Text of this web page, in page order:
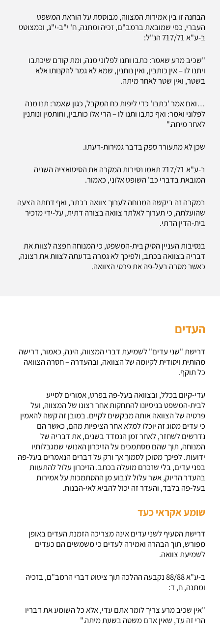
הבחנה זו בין אמירות המצווה, מבוססת על הוראת המשפט
העברי, כפי שמובאת ברמב"ם, זכיה ומתנה, ח' י"ב-י"ג, וכמצוטט
ב-ע"א 717/71 הנ"ל:
"שכיב מרע שאמר: כתבו ותנו לפלוני מנה, ומת קודם שיכתבו
ויתנו לו – אין כותבין, ואין נותנין, שמא לא גמר להקנותו אלא
בשטר, ואין שטר לאחר מיתה.
…ואם אמר 'כתבו' כדי ליפות כח המקבל, כגון שאמר: תנו מנה
לפלוני ואמר: ואף כתבו ותנו לו – הרי אלו כותבין, וחותמין ונותנין
לאחר מיתה."
שכן לא מתעורר ספק בדבר גמירות-דעתו.
ב-ע"א 717/71 תאמו נסיבות המקרה את הסיטואציה השניה
המובאת בדברי כב' השופט אלוני, כאמור.
במקרה זה ביקשה המנוחה לערוך צוואה בכתב, ואף דחתה הצעה
שהועלתה, כי תערוך לאלתר צוואה בצורה דתית, על-ידי מזכיר
בית-הדין הדתי.
בנסיבות העניין הסיק בית-המשפט, כי המנוחה חפצה לצוות את
דבריה בצוואה בכתב, ולפיכך לא גמרה בדעתה לצוות את רצונה,
כאשר מסרה בעל-פה את פרטי הצוואה.
העדים
דרישת "שני עדים" לשמיעת דברי המצווה, הינה, כאמור, דרישה
מהותית ויסודית לקיומה של הצוואה, ובהעדרה – חסרה הצוואה
כל תוקף.
עדי-קיום בכלל, ובצוואה בעל-פה בפרט, אמורים לסייע
לבית-המשפט בניסיונו להתחקות אחר רצונו של המצווה, ועל
פרטיה של הצוואה אותה מבקשים לקיים. במובן זה קשה להאמין
כי עדים מסוג זה יוכלו למלא אחר הציפיות מהם, כאשר הם
נדרשים לשחזר, לאחר זמן הנמדד בשנים, את דבריה של
המנוחה, תוך שהם מסתמכים על הזיכרון האנושי שמגבלותיו
ידועות. לפיכך מסוכן לסמוך אך ורק על דברים הנאמרים בעל-פה
בפני עדים, בלי שזכרם מועלה בכתב. הזיכרון עלול להתעוות
בהעדר הדיוק, אשר עלול לנבוע מן ההסתמכות על אמירות
בעל-פה בלבד, והעדר זה יכול להביא לאי-הבנות.
שומע אקראי כעד
דרישת הסעיף לשני עדים אינה מצריכה הזמנת העדים באופן
מפורש, תוך הבהרה ואמירה לעדים כי משמשים הם כעדים
לשמיעת צוואה.
ב-ע"א 88/88 נקבעה ההלכה תוך ציטוט דברי הרמב"ם, בזכיה
ומתנה, ח, ד:
"אין שכיב מרע צריך לומר אתם עדי, אלא כל השומע את דבריו
הרי זה עד, שאין אדם משטה בשעת מיתה."